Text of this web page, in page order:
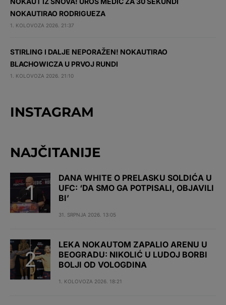
NOKAUTIRAO RODRIGUEZA
1. KOLOVOZA 2026. 21:37
STIRLING I DALJE NEPORAŽEN! NOKAUTIRAO
BLACHOWICZA U PRVOJ RUNDI
1. KOLOVOZA 2026. 21:10
INSTAGRAM
NAJČITANIJE
DANA WHITE O PRELASKU SOLDIĆA U
UFC: ‘DA SMO GA POTPISALI, OBJAVILI
BI’
31. SRPNJA 2026. 13:05
LEKA NOKAUTOM ZAPALIO ARENU U
BEOGRADU: NIKOLIĆ U LUDOJ BORBI
BOLJI OD VOLOGDINA
1. KOLOVOZA 2026. 18:21